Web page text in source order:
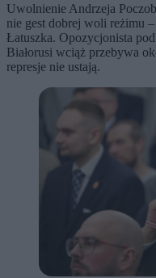
Uwolnienie Andrzeja
nie gest dobrej woli reżimu
Łatuszka. Opozycjonista
Białorusi wciąż przebywa
represje nie ustają.